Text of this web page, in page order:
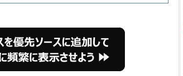
いただけてすご
返った